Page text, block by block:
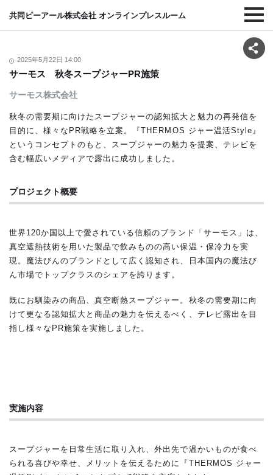
共同ピーアール株式会社 オンラインプレスルーム
2025年5月22日 14:00
サーモス 秋冬スープジャーPR施策
サーモス株式会社
秋冬の需要期に向けたスープジャーの認知拡大と魅力の再発信を
目的に、様々なPR戦略を立案。『THERMOS ジャー温活Style』
というコンセプトのもと、スープジャーの魅力を提案、テレビを
含む幅広いメディアで露出に成功しました。
プロジェクト概要
世界120か国以上で愛されている信頼のブランド「サーモス」は、
真空遮熱技術を用いた製品で飲みものの高い保温・保冷力を実
現。魔法びんのブランドとして広く認知され、日本国内の魔法び
ん市場でトップクラスのシェアを誇ります。
既にお馴染みの商品、真空断熱スープジャー。秋冬の需要期に向
けて更なる認知拡大と商品の魅力を伝えるべく、テレビ露出を目
指し様々なPR施策を実施しました。
実施内容
スープジャーを日常生活に取り入れ、外出先で温かいものが食べ
られる喜びや幸せ、メリットを伝えるために『THERMOS ジャー